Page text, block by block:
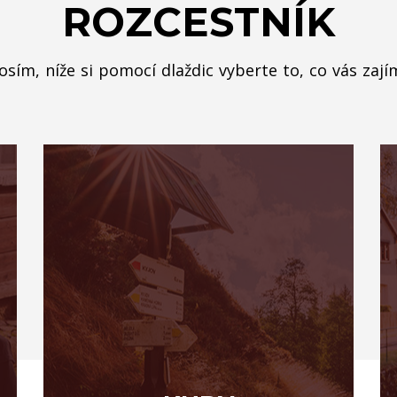
ROZCESTNÍK
níže si pomocí dlaždic vyberte to, co vás